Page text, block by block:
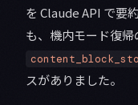
を Claude API で要
も、機内モード復帰
スがありました。